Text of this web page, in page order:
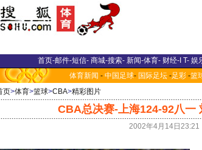
首页-邮件-短信- 商城-搜索- 新闻-体育- 财经-I T- 娱
体育新闻 - 中国足球- 国际足坛 -足彩 -篮
页>体育>篮球>CBA>精彩图片
CBA总决赛-上海124-92八一
2002年4月14日